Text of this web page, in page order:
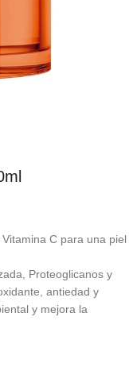
C para una piel
Proteoglicanos y
antiedad y
y mejora la